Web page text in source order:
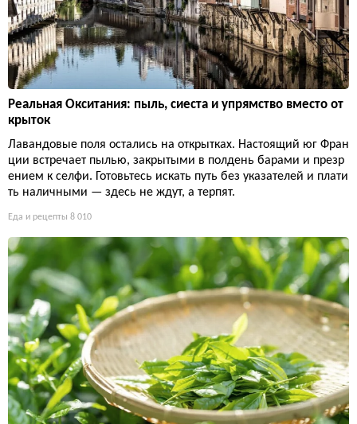
Реальная Окситания: пыль, сиеста и упрямство вместо от
крыток
Лавандовые поля остались на открытках. Настоящий юг Фран
ции встречает пылью, закрытыми в полдень барами и презр
ением к селфи. Готовьтесь искать путь без указателей и плати
ть наличными — здесь не ждут, а терпят.
Еда и рецепты 8 010